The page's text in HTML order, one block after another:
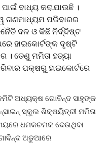
ବାଧ୍ୟ କରାଯାଉଛି ।
ଗଣମାଧ୍ୟମ ପରିବାରର
ଦଳ ଓ କିଛି ନିର୍ଦ୍ଦିଷ୍ଟ
ହାଇକୋର୍ଟଙ୍କ ଦୃଷ୍ଟି
। ତେଣୁ ମମିତା ହତ୍ୟା
ପକ୍ଷରୁ ହାଇକୋର୍ଟରେ
ଅଧ୍ୟକ୍ଷ ଗୋବିନ୍ଦ ସାହୁଙ୍କ
ସ୍କୁଲ ଶିକ୍ଷୟିତ୍ରୀ ମମିତା
ଧମକଚମକ ଦେଉଥିବା
ଅଡୁଆରେ